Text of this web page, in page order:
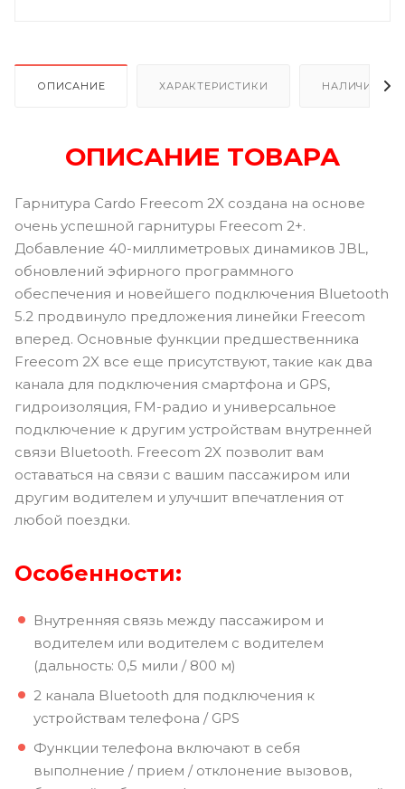
ОПИСАНИЕ ХАРАКТЕРИСТИКИ НАЛИЧИЕ В
ОПИСАНИЕ ТОВАРА
Гарнитура Cardo Freecom 2X создана на основе
очень успешной гарнитуры Freecom 2+.
Добавление 40-миллиметровых динамиков JBL,
обновлений эфирного программного
обеспечения и новейшего подключения Bluetooth
5.2 продвинуло предложения линейки Freecom
вперед. Основные функции предшественника
Freecom 2X все еще присутствуют, такие как два
канала для подключения смартфона и GPS,
гидроизоляция, FM-радио и универсальное
подключение к другим устройствам внутренней
связи Bluetooth. Freecom 2X позволит вам
оставаться на связи с вашим пассажиром или
другим водителем и улучшит впечатления от
любой поездки.
Особенности:
Внутренняя связь между пассажиром и
водителем или водителем с водителем
(дальность: 0,5 мили / 800 м)
2 канала Bluetooth для подключения к
устройствам телефона / GPS
Функции телефона включают в себя
выполнение / прием / отклонение вызовов,